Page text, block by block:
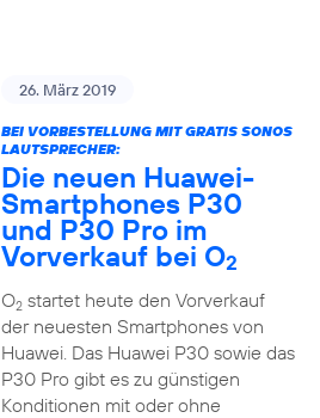
26. März 2019
BEI VORBESTELLUNG MIT GRATIS SONOS
LAUTSPRECHER:
Die neuen Huawei-
Smartphones P30
und P30 Pro im
Vorverkauf bei O2
O2startet heute den Vorverkauf
der neuesten Smartphones von
Huawei. Das Huawei P30 sowie das
P30 Pro gibt es zu günstigen
Konditionen mit oder ohne